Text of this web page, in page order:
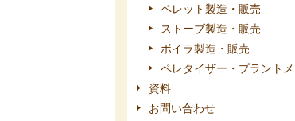
ペレット製造・販売
ストーブ製造・販売
ボイラ製造・販売
ペレタイザー・プラント
資料
お問い合わせ